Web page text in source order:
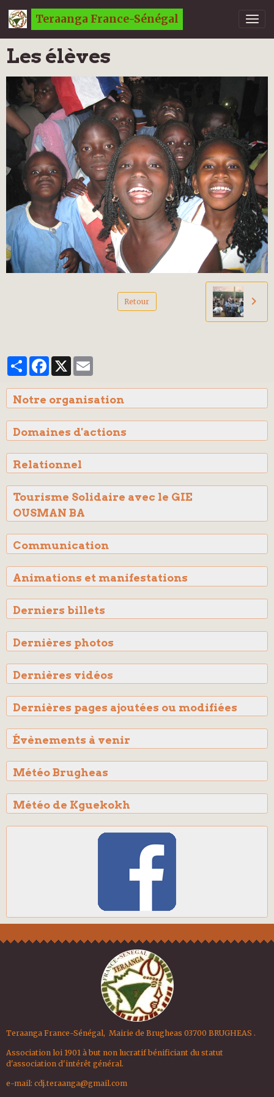
Teraanga France-Sénégal
Les élèves
Retour
PartagerFacebook
Notre organisation
Domaines d'actions
Relationnel
Tourisme Solidaire avec le GIE
OUSMAN BA
Communication
Animations et manifestations
Derniers billets
Dernières photos
Dernières vidéos
Dernières pages ajoutées ou modifiées
Évènements à venir
Météo Brugheas
Météo de Kguekokh
Teraanga France-Sénégal, Mairie de Brugheas 03700 BRUGHEAS .
Association loi 1901 à but non lucratif bénificiant du statut
d'association d'intérêt général.
e-mail: cdj.teraanga@gmail.com